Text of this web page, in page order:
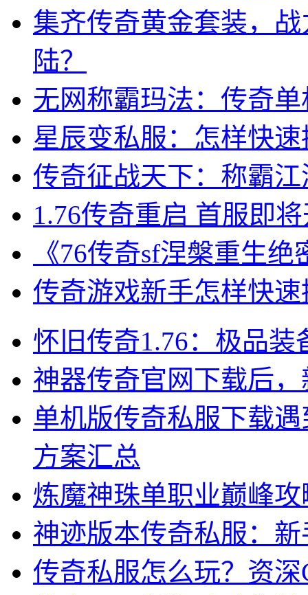
集齐传奇黄金套装，
陆？
无网称霸玛法：传奇
星辰变私服：怎样快
传奇征战天下：称霸
1.76传奇重启 首服即
《76传奇sf涅槃重生
传奇游戏新手怎样快
怀旧传奇1.76：极品
神器传奇官网下载后
单机版传奇私服下载
方案汇总
炼魔神珠单职业巅峰
神迹版本传奇私服：
传奇私服怎么玩？资